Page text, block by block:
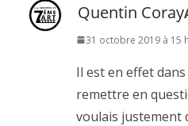
Quentin Coray
31 octobre 2019 à 15
Il est en effet
remettre en
voulais justement